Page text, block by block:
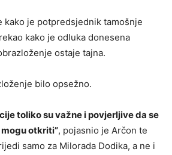
kako je potpredsjednik tamošnje
kako je odluka donesena
ostaje tajna.
bilo opsežno.
toliko su važne i povjerljive da se
otkriti”, pojasnio je Arčon te
samo za Milorada Dodika, a ne i